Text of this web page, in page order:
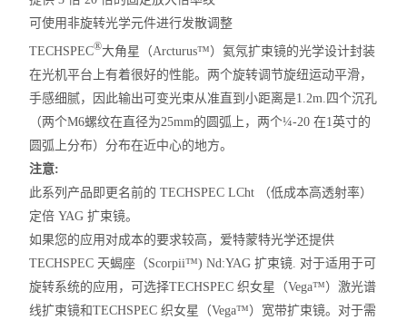
可使用非旋转光学元件进行发散调整
TECHSPEC®大角星（Arcturus™）氦氖扩束镜的光学设计封装
在光机平台上有着很好的性能。两个旋转调节旋纽运动平滑，
手感细腻，因此输出可变光束从准直到小距离是1.2m.四个沉孔
（两个M6螺纹在直径为25mm的圆弧上，两个¼-20 在1英寸的
圆弧上分布）分布在近中心的地方。
注意:
此系列产品即更名前的 TECHSPEC LCht （低成本高透射率）
定倍 YAG扩束镜。
如果您的应用对成本的要求较高，爱特蒙特光学还提供
TECHSPEC 天蝎座（Scorpii™) Nd:YAG 扩束镜 . 对于适用于可
旋转系统的应用，可选择TECHSPEC 织女星（Vega™）激光谱
线扩束镜和TECHSPEC 织女星（Vega™）宽带扩束镜。对于需